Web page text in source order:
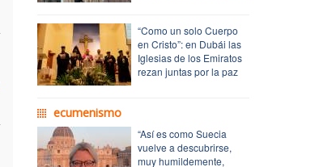
“Como un solo Cuerpo
en Cristo”: en Dubái las
Iglesias de los Emiratos
rezan juntas por la paz
ecumenismo
“Así es como Suecia
vuelve a descubrirse,
muy humildemente,